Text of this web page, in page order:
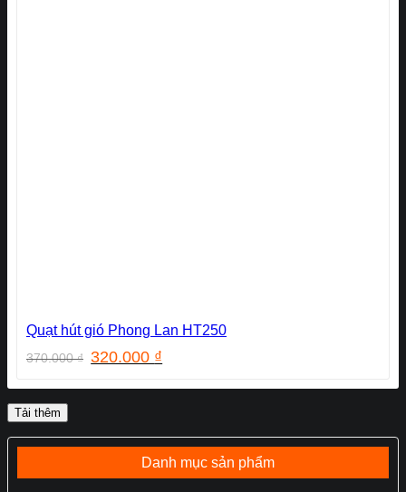
Quạt hút gió Phong Lan HT250
370.000₫ Giá
là:
320.000 ₫
tại
Tải thêm
Danh mục sản phẩm